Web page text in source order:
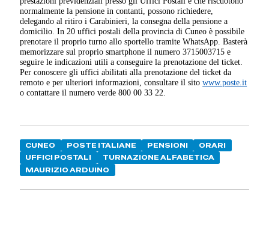
normalmente la pensione in contanti, possono richiedere,
delegando al ritiro i Carabinieri, la consegna della pensione a
domicilio. In 20 uffici postali della provincia di Cuneo è possibile
prenotare il proprio turno allo sportello tramite WhatsApp. Basterà
memorizzare sul proprio smartphone il numero 3715003715 e
seguire le indicazioni utili a conseguire la prenotazione del ticket.
Per conoscere gli uffici abilitati alla prenotazione del ticket da
remoto e per ulteriori informazioni, consultare il sitowww.poste.it
o contattare il numero verde 800 00 33 22.
CUNEO POSTE ITALIANE PENSIONI
ORARI
UFFICI POSTALI
TURNAZIONE ALFABETICA
MAURIZIO ARDUINO